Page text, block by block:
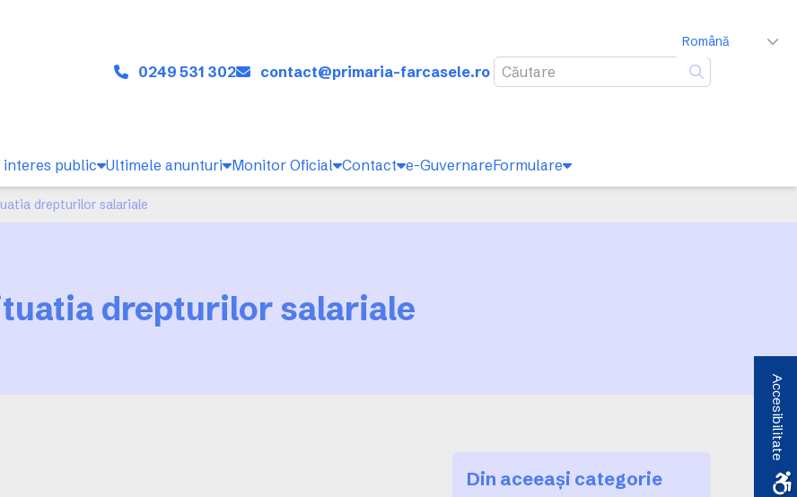
0249 531 302
contact@primaria-farcasele.ro
Caută
Română
public Ultimele anunturi Monitor Oficial Contact e-GuvernareFormulare
drepturilor salariale
drepturilor salariale
Din aceeași categorie
Accesibilitate